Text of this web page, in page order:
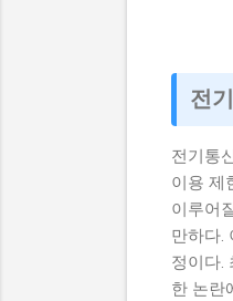
전
전기통
이용 제
이루어
만하다.
정이다.
한 논란